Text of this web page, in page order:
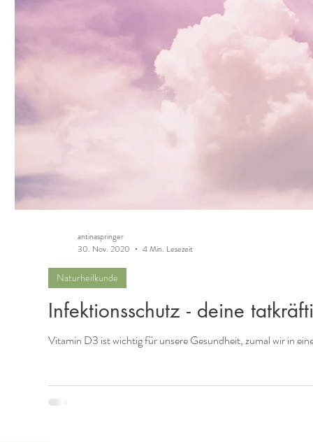
Infektionsschutz - deine
Vitamin D3 ist wichtig für unsere Gesundheit, zumal wir in
Naturheilkunde
antinaspringer
30. Nov. 2020
4 Min. Lesezeit